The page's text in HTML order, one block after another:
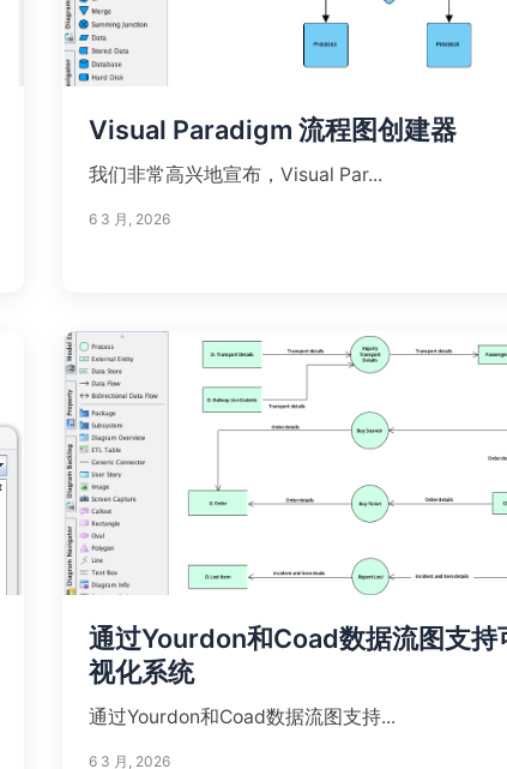
Visual Paradigm 流程图创建器
我们非常高兴地宣布，Visual Par...
6 3 月, 2026
通过Yourdon和Coad数据流图支持
视化系统
通过Yourdon和Coad数据流图支持...
6 3 月, 2026